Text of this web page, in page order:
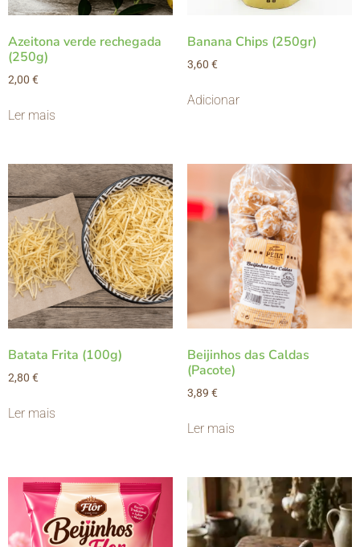
Azeitona verde rechegada
(250g)
2,00 €
Ler mais
Banana Chips (250gr)
3,60 €
Adicionar
Batata Frita (100g)
2,80 €
Ler mais
Beijinhos das Caldas
(Pacote)
3,89 €
Ler mais